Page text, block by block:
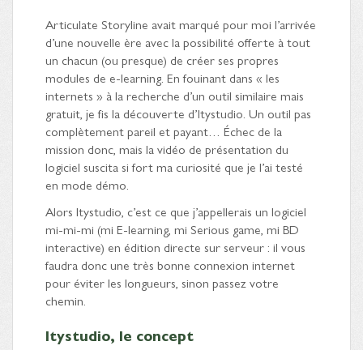
Articulate Storyline avait marqué pour moi l’arrivée
d’une nouvelle ère avec la possibilité offerte à tout
un chacun (ou presque) de créer ses propres
modules de e-learning. En fouinant dans « les
internets » à la recherche d’un outil similaire mais
gratuit, je fis la découverte d’Itystudio. Un outil pas
complètement pareil et payant… Échec de la
mission donc, mais la vidéo de présentation du
logiciel suscita si fort ma curiosité que je l’ai testé
en mode démo.
Alors Itystudio, c’est ce que j’appellerais un logiciel
mi-mi-mi (mi E-learning, mi Serious game, mi BD
interactive) en édition directe sur serveur : il vous
faudra donc une très bonne connexion internet
pour éviter les longueurs, sinon passez votre
chemin.
Itystudio, le concept